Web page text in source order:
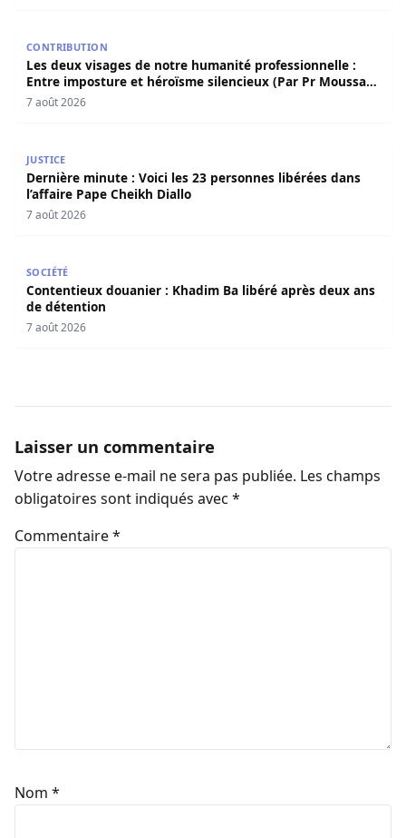
CONTRIBUTION
Les deux visages de notre humanité professionnelle :
Entre imposture et héroïsme silencieux (Par Pr Moussa
Seydi)
7 août 2026
JUSTICE
Dernière minute : Voici les 23 personnes libérées dans
l’affaire Pape Cheikh Diallo
7 août 2026
SOCIÉTÉ
Contentieux douanier : Khadim Ba libéré après deux ans
de détention
7 août 2026
Laisser un commentaire
Votre adresse e-mail ne sera pas publiée. Les champs
obligatoires sont indiqués avec *
Commentaire*
Nom *